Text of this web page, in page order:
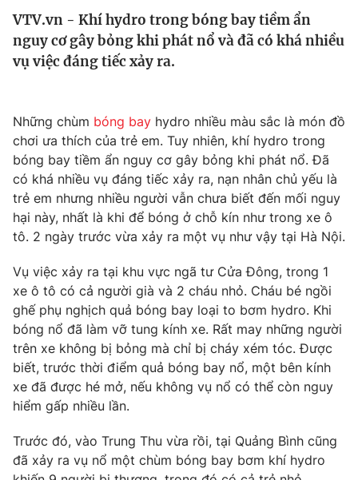
Thế giới
Thế giới đó đây
Câu chuyện quốc tế
Tài chính
Thị trường
Góc doanh nghiệp
Dữ liệu và đời sống
Truyền hình
Phim VTV
Nhân vật
Khán giả
Giải sao mai
Giải trí
Điện ảnh
Âm nhạc
Sao
Đời sống
Du lịch
Làm đẹp
Chất lượng cuộc sống
Giáo dục
Tuyển sinh
Học trực tuyến
Công nghệ
Hitech Công nghệ tương lai
Sản phẩm
Thị trường
Lịch phát sóng
VTV.vn - Khí hydro trong bóng bay tiềm ẩn
nguy cơ gây bỏng khi phát nổ và đã có khá nhiều
vụ việc đáng tiếc xảy ra.
Những chùm bóng bay hydro nhiều màu sắc là món đồ
chơi ưa thích của trẻ em. Tuy nhiên, khí hydro trong
bóng bay tiềm ẩn nguy cơ gây bỏng khi phát nổ. Đã
có khá nhiều vụ đáng tiếc xảy ra, nạn nhân chủ yếu là
trẻ em nhưng nhiều người vẫn chưa biết đến mối nguy
hại này, nhất là khi để bóng ở chỗ kín như trong xe ô
tô. 2 ngày trước vừa xảy ra một vụ như vậy tại Hà Nội.
Vụ việc xảy ra tại khu vực ngã tư Cửa Đông, trong 1
xe ô tô có cả người già và 2 cháu nhỏ. Cháu bé ngồi
ghế phụ nghịch quả bóng bay loại to bơm hydro. Khi
bóng nổ đã làm vỡ tung kính xe. Rất may những người
trên xe không bị bỏng mà chỉ bị cháy xém tóc. Được
biết, trước thời điểm quả bóng bay nổ, một bên kính
xe đã được hé mở, nếu không vụ nổ có thể còn nguy
hiểm gấp nhiều lần.
Trước đó, vào Trung Thu vừa rồi, tại Quảng Bình cũng
đã xảy ra vụ nổ một chùm bóng bay bơm khí hydro